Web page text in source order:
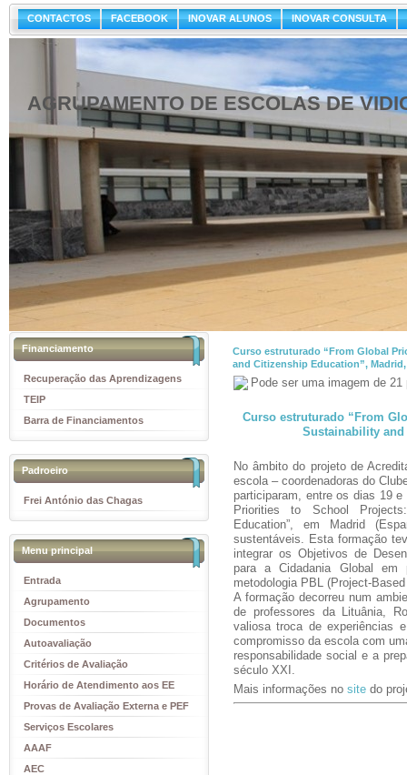
CONTACTOS FACEBOOK INOVAR ALUNOS INOVAR CONSULTA
AGRUPAMENTO DE ESCOLAS DE
Financiamento
Recuperação das Aprendizagens
TEIP
Barra de Financiamentos
Padroeiro
Frei António das Chagas
Menu principal
Entrada
Agrupamento
Documentos
Autoavaliação
Critérios de Avaliação
Horário de Atendimento aos EE
Provas de Avaliação Externa e PEF
Serviços Escolares
AAAF
AEC
Curso estruturado “From Global
and Citizenship Education”, Madrid,
Curso estruturado “From
Sustainability
No âmbito do projeto de
escola – coordenadoras do
participaram, entre os dias 19
Priorities to School
Education”, em Madrid
sustentáveis. Esta formação
integrar os Objetivos de
para a Cidadania Global em
metodologia PBL (Project-
A formação decorreu num
de professores da Lituânia,
valiosa troca de experiências
compromisso da escola com
responsabilidade social e a
século XXI.
Mais informações no site do